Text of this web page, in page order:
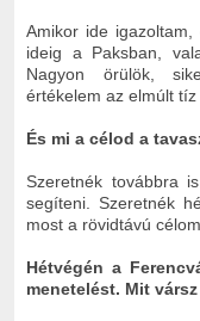
Amikor ide
ideig a Paksban,
Nagyon örülök,
értékelem az elmúlt tíz
És mi a célod a
Szeretnék továbbra
segíteni. Szeretnék
most a rövidtávú célom.
Hétvégén a
menetelést. Mit